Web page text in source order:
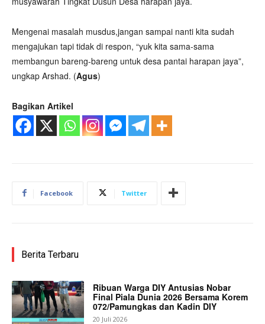
Mengenai masalah musdus,jangan sampai nanti kita sudah
mengajukan tapi tidak di respon, “yuk kita sama-sama
membangun bareng-bareng untuk desa pantai harapan jaya”,
ungkap Arshad. (Agus)
Bagikan Artikel
Facebook Twitter
Berita Terbaru
Ribuan Warga DIY Antusias Nobar
Final Piala Dunia 2026 Bersama Korem
072/Pamungkas dan Kadin DIY
20 Juli 2026